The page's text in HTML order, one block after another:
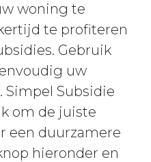
woning te
te profiteren
Gebruik
uw
Simpel Subsidie
om de juiste
een duurzamere
hieronder en